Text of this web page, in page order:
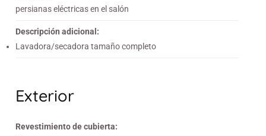
persianas eléctricas en el salón
Descripción adicional:
Lavadora/secadora tamaño completo
Exterior
Revestimiento de cubierta: